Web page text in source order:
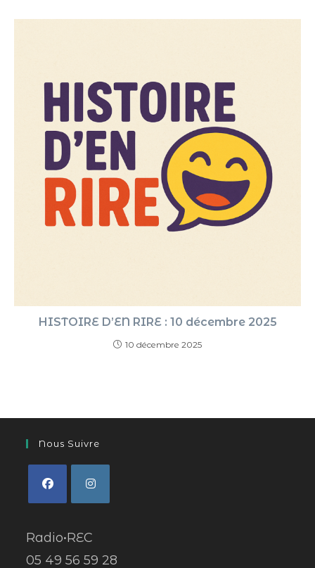
HISTOIRE D’EN RIRE : 10 décembre 2025
10 décembre 2025
Nous Suivre
Radio•REC
05 49 56 59 28